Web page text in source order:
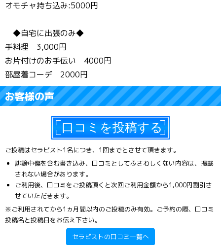
オモチャ持ち込み:5000円
◆自宅に出張のみ◆
手料理 3,000円
お片付けのお手伝い 4000円
部屋着コーデ 2000円
お客様の声
ご投稿はセラピスト1名につき、1回までとさせて頂きます。
誹謗中傷を含む書き込み、口コミとしてふさわしくない内容は、掲載
されない場合があります。
ご利用後、口コミをご投稿頂くと次回ご利用金額から1,000円割引さ
せていただきます。
※ご利用されてから1ヵ月間以内のご投稿のみ有効。ご予約の際、口コミ
投稿名と投稿日をお伝え下さい。
セラピストの口コミ一覧へ